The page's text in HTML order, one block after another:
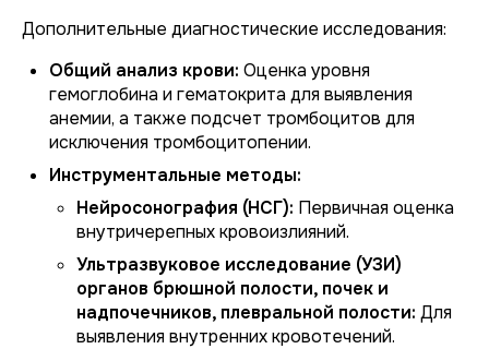
Дополнительные диагностические исследования:
Общий анализ крови: Оценка уровня
гемоглобина и гематокрита для выявления
анемии, а также подсчет тромбоцитов для
исключения тромбоцитопении.
Инструментальные методы:
Нейросонография (НСГ): Первичная оценка
внутричерепных кровоизлияний.
Ультразвуковое исследование (УЗИ)
органов брюшной полости, почек и
надпочечников, плевральной полости: Для
выявления внутренних кровотечений.